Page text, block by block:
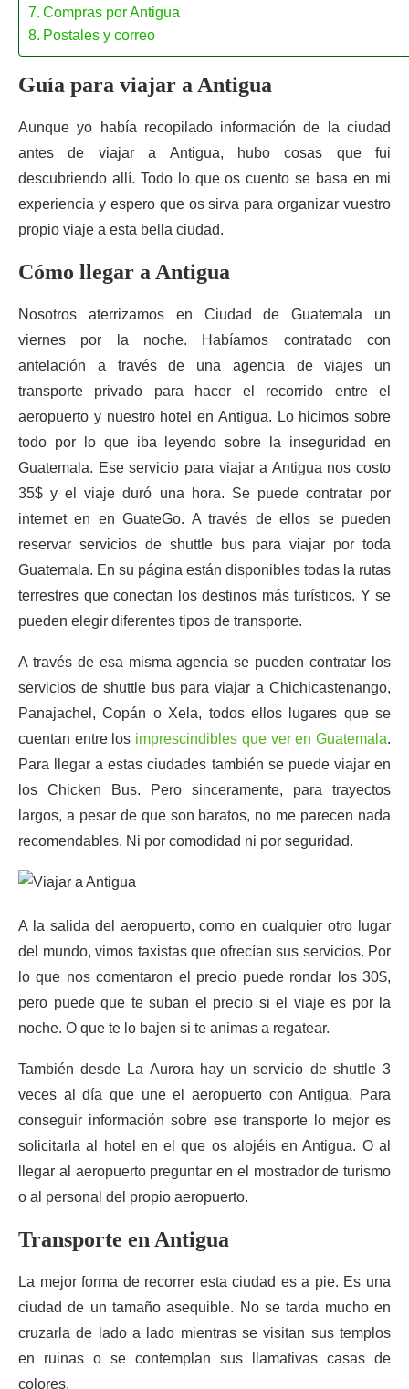
Compras por Antigua
Postales y correo
Guía para viajar a Antigua
Aunque yo había recopilado información de la ciudad
antes de viajar a Antigua, hubo cosas que fui
descubriendo allí. Todo lo que os cuento se basa en mi
experiencia y espero que os sirva para organizar vuestro
propio viaje a esta bella ciudad.
Cómo llegar a Antigua
Nosotros aterrizamos en Ciudad de Guatemala un
viernes por la noche. Habíamos contratado con
antelación a través de una agencia de viajes un
transporte privado para hacer el recorrido entre el
aeropuerto y nuestro hotel en Antigua. Lo hicimos sobre
todo por lo que iba leyendo sobre la inseguridad en
Guatemala. Ese servicio para viajar a Antigua nos costo
35$ y el viaje duró una hora. Se puede contratar por
internet en en GuateGo. A través de ellos se pueden
reservar servicios de shuttle bus para viajar por toda
Guatemala. En su página están disponibles todas la rutas
terrestres que conectan los destinos más turísticos. Y se
pueden elegir diferentes tipos de transporte.
A través de esa misma agencia se pueden contratar los
servicios de shuttle bus para viajar a Chichicastenango,
Panajachel, Copán o Xela, todos ellos lugares que se
cuentan entre los imprescindibles que ver en Guatemala.
Para llegar a estas ciudades también se puede viajar en
los Chicken Bus. Pero sinceramente, para trayectos
largos, a pesar de que son baratos, no me parecen nada
recomendables. Ni por comodidad ni por seguridad.
A la salida del aeropuerto, como en cualquier otro lugar
del mundo, vimos taxistas que ofrecían sus servicios. Por
lo que nos comentaron el precio puede rondar los 30$,
pero puede que te suban el precio si el viaje es por la
noche. O que te lo bajen si te animas a regatear.
También desde La Aurora hay un servicio de shuttle 3
veces al día que une el aeropuerto con Antigua. Para
conseguir información sobre ese transporte lo mejor es
solicitarla al hotel en el que os alojéis en Antigua. O al
llegar al aeropuerto preguntar en el mostrador de turismo
o al personal del propio aeropuerto.
Transporte en Antigua
La mejor forma de recorrer esta ciudad es a pie. Es una
ciudad de un tamaño asequible. No se tarda mucho en
cruzarla de lado a lado mientras se visitan sus templos
en ruinas o se contemplan sus llamativas casas de
colores.